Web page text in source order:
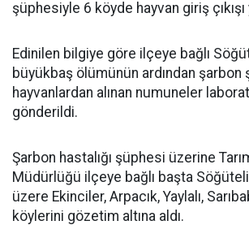
şüphesiyle 6 köyde hayvan giriş çıkışı
Edinilen bilgiye göre ilçeye bağlı
büyükbaş ölümünün ardından şarbon
hayvanlardan alınan numuneler
gönderildi.
Şarbon hastalığı şüphesi üzerine
Müdürlüğü ilçeye bağlı başta
üzere Ekinciler, Arpacık, Yaylalı,
köylerini gözetim altına aldı.